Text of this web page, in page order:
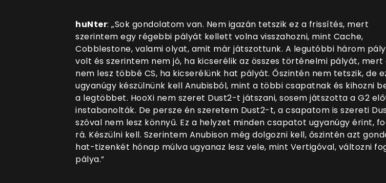
huNter: „Sok gondolatom van. Nem igazán tetszik ez a frissítés, mert
szerintem egy régebbi pályát kellett volna visszahozni, mint Cache,
Cobblestone, valami olyat, amit már játszottunk. A legutóbbi három
volt és szerintem nem jó, ha kicserélik az összes történelmi pályát, mert
nem lesz többé CS, ha kicserélünk hat pályát. Őszintén nem tetszik, de
ugyanúgy készülnünk kell Anubisból, mint a többi csapatnak és kihozni
a legtöbbet. HooXi nem szeret Dust2-t játszani, sosem játszotta a G2
instabanolták. De persze én szeretem Dust2-t, a csapatom is szereti
szóval nem lesz könnyű. Ez a helyzet minden csapatot ugyanúgy érint,
rá. Készülni kell. Szerintem Anubison még dolgozni kell, őszintén azt
hat-tizenkét hónap múlva ugyanaz lesz vele, mint Vertigóval, változni
pálya.”